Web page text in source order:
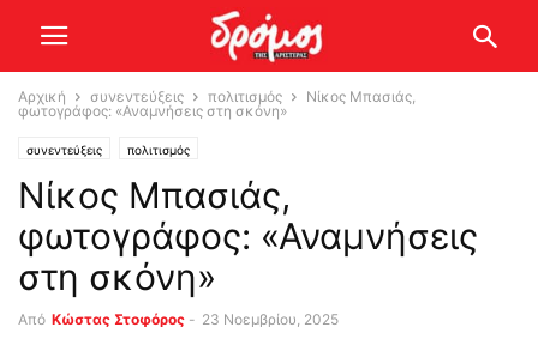
Αρχική συνεντεύξεις πολιτισμός
Νίκος Μπασιάς,
φωτογράφος: «Αναμνήσεις στη σκόνη»
συνεντεύξεις πολιτισμός
Νίκος Μπασιάς,
φωτογράφος: «Αναμνήσεις
στη σκόνη»
Από Κώστας Στοφόρος - 23 Νοεμβρίου, 2025